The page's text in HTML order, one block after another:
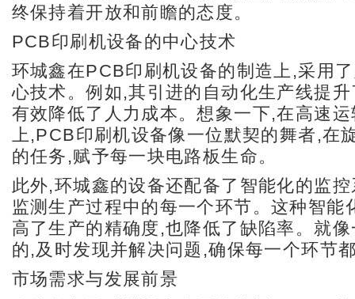
终保持着开放和前瞻的态度。
PCB印刷机设备的中心技术
环城鑫在PCB印刷机设备的制造上,采用
心技术。例如,其引进的自动化生产线提
有效降低了人力成本。想象一下,在高速
上,PCB印刷机设备像一位默契的舞者,在
的任务,赋予每一块电路板生命。
此外,环城鑫的设备还配备了智能化的监
监测生产过程中的每一个环节。这种智能
高了生产的精确度,也降低了缺陷率。就
的,及时发现并解决问题,确保每一个环节
市场需求与发展前景